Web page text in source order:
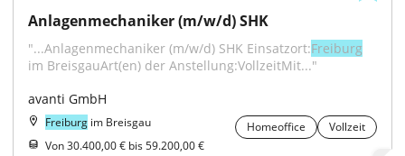
Anlagenmechaniker (m/w/d) SHK
"...Anlagenmechaniker (m/w/d) SHK Einsatzort:Freiburg
im BreisgauArt(en) der Anstellung:VollzeitMit..."
avanti GmbH
Freiburg im Breisgau Homeoffice
Vollzeit
Von 30.400,00 € bis 59.200,00 €